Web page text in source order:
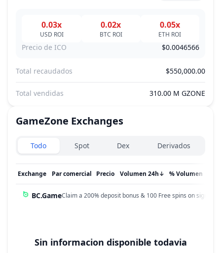
0.03x
USD ROI
0.02x
BTC ROI
0.05x
ETH ROI
Precio de ICO $0.0046566
Total recaudados $550,000.00
Total vendidas 310.00 M GZONE
GameZone Exchanges
Exchanges type
Todo Spot Dex Derivados
Exchange Par comercial Precio ↓
Volumen 24h % Volumen
BC.GameClaim a 200% deposit bonus & 100 Free spins on sign up!
Sin informacion disponible todavia